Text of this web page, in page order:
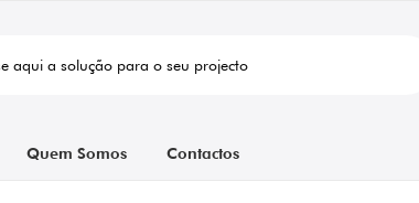
Quem Somos Contactos